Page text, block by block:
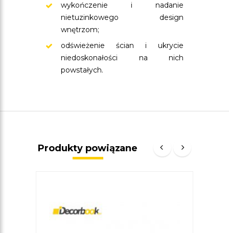
wykończenie i nadanie
nietuzinkowego design
wnętrzom;
odświeżenie ścian i ukrycie
niedoskonałości na nich
powstałych.
Produkty powiązane